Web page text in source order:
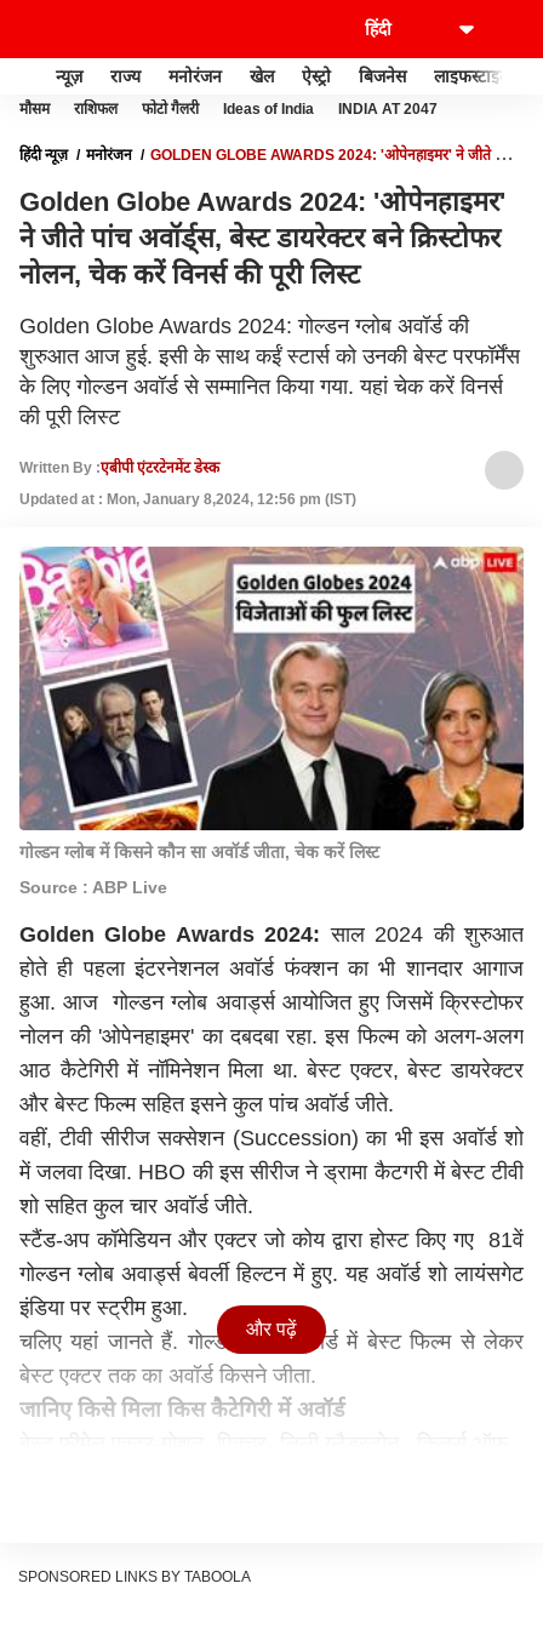
न्यूज़ राज्य मनोरंजन खेल ऐस्ट्रो बिजनेस लाइफस्टाइल
मौसम राशिफल फोटो गैलरी Ideas of India INDIA AT 2047
हिंदी न्यूज़ मनोरंजन
GOLDEN GLOBE AWARDS 2024: 'ओपेनहाइमर' ने जीते पांच
Golden Globe Awards 2024: 'ओपेनहाइमर'
ने जीते पांच अवॉर्ड्स, बेस्ट डायरेक्टर बने क्रिस्टोफर
नोलन, चेक करें विनर्स की पूरी लिस्ट
Golden Globe Awards 2024: गोल्डन ग्लोब अवॉर्ड की
शुरुआत आज हुई. इसी के साथ कईं स्टार्स को उनकी बेस्ट परफॉर्मेंस
के लिए गोल्डन अवॉर्ड से सम्मानित किया गया. यहां चेक करें विनर्स
की पूरी लिस्ट
Written By :एबीपी एंटरटेनमेंट डेस्क
Updated at : Mon, January 8,2024, 12:56 pm (IST)
गोल्डन ग्लोब में किसने कौन सा अवॉर्ड जीता, चेक करें लिस्ट
Source : ABP Live
Golden Globe Awards 2024: साल 2024 की शुरुआत
होते ही पहला इंटरनेशनल अवॉर्ड फंक्शन का भी शानदार आगाज
हुआ. आज गोल्डन ग्लोब अवार्ड्स आयोजित हुए जिसमें क्रिस्टोफर
नोलन की 'ओपेनहाइमर' का दबदबा रहा. इस फिल्म को अलग-अलग
आठ कैटेगिरी में नॉमिनेशन मिला था. बेस्ट एक्टर, बेस्ट डायरेक्टर
और बेस्ट फिल्म सहित इसने कुल पांच अवॉर्ड जीते.
वहीं, टीवी सीरीज सक्सेशन (Succession) का भी इस अवॉर्ड शो
में जलवा दिखा. HBO की इस सीरीज ने ड्रामा कैटगरी में बेस्ट टीवी
शो सहित कुल चार अवॉर्ड जीते.
स्टैंड-अप कॉमेडियन और एक्टर जो कोय द्वारा होस्ट किए गए 81वें
गोल्डन ग्लोब अवार्ड्स बेवर्ली हिल्टन में हुए. यह अवॉर्ड शो लायंसगेट
इंडिया पर स्ट्रीम हुआ.
चलिए यहां जानते हैं. गोल्डन ग्लोब अवॉर्ड में बेस्ट फिल्म से लेकर
बेस्ट एक्टर तक का अवॉर्ड किसने जीता.
जानिए किसे मिला किस कैटेगिरी में अवॉर्ड
बेस्ट फिल्म- ओपेनहाइमर
और पढ़ें
SPONSORED LINKS BY TABOOLA